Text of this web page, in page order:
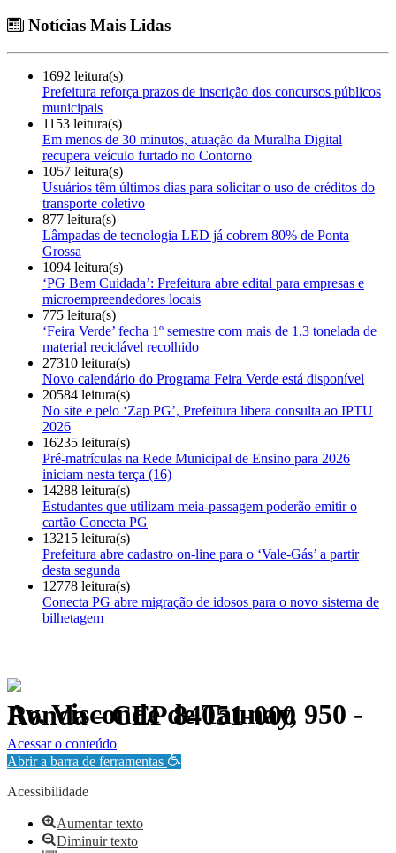
Notícias Mais Lidas
1692 leitura(s)
Prefeitura reforça prazos de inscrição dos concursos públicos
municipais
1153 leitura(s)
Em menos de 30 minutos, atuação da Muralha Digital
recupera veículo furtado no Contorno
1057 leitura(s)
Usuários têm últimos dias para solicitar o uso de créditos do
transporte coletivo
877 leitura(s)
Lâmpadas de tecnologia LED já cobrem 80% de Ponta
Grossa
1094 leitura(s)
‘PG Bem Cuidada’: Prefeitura abre edital para empresas e
microempreendedores locais
775 leitura(s)
‘Feira Verde’ fecha 1º semestre com mais de 1,3 tonelada de
material reciclável recolhido
27310 leitura(s)
Novo calendário do Programa Feira Verde está disponível
20584 leitura(s)
No site e pelo ‘Zap PG’, Prefeitura libera consulta ao IPTU
2026
16235 leitura(s)
Pré-matrículas na Rede Municipal de Ensino para 2026
iniciam nesta terça (16)
14288 leitura(s)
Estudantes que utilizam meia-passagem poderão emitir o
cartão Conecta PG
13215 leitura(s)
Prefeitura abre cadastro on-line para o ‘Vale-Gás’ a partir
desta segunda
12778 leitura(s)
Conecta PG abre migração de idosos para o novo sistema de
bilhetagem
Av. Visconde de Taunay, 950 - Ronda - CEP 84051-000
Política de Privacidade.
Acessar o conteúdo
Abrir a barra de ferramentas
Acessibilidade
Aumentar texto
Diminuir texto